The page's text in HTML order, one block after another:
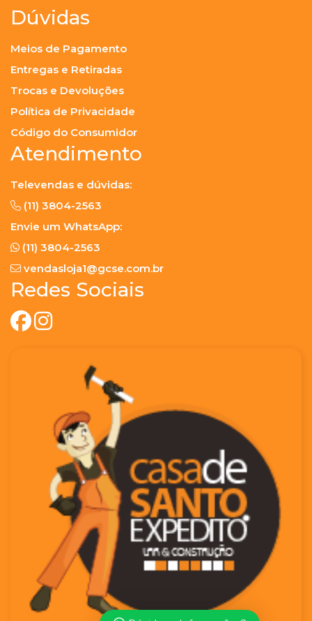
Dúvidas
Meios de Pagamento
Entregas e Retiradas
Trocas e Devoluções
Política de Privacidade
Código do Consumidor
Atendimento
Televendas e dúvidas:
(11) 3804-2563
Envie um WhatsApp:
(11) 3804-2563
vendasloja1@gcse.com.br
Redes Sociais